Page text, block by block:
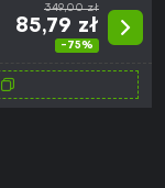
349,00 zł
85,79 zł
-75%